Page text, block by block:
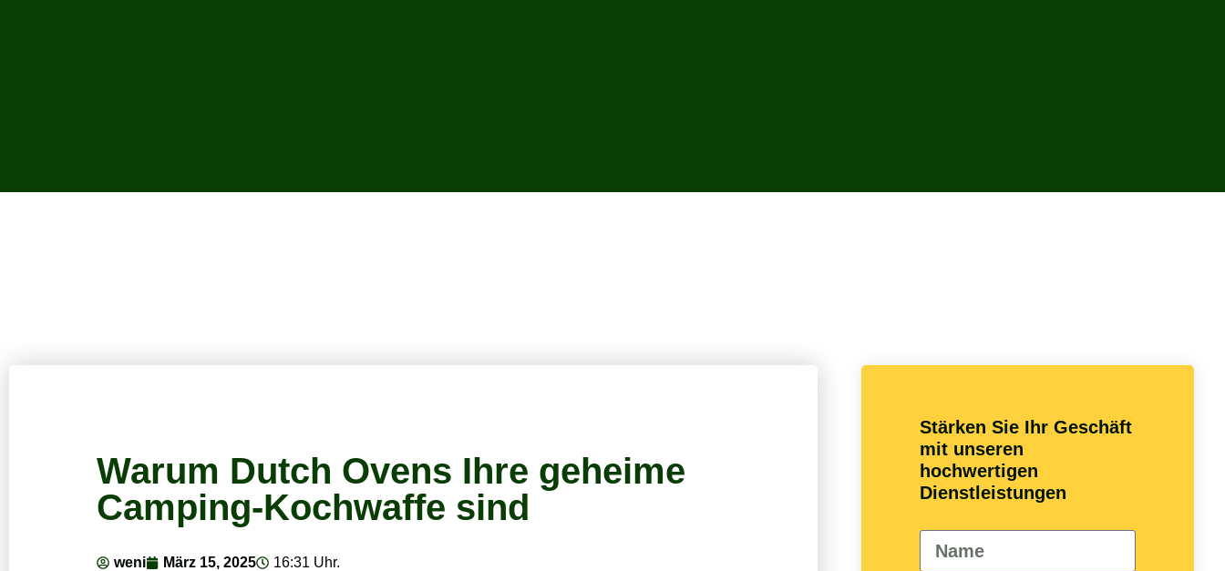
Warum Dutch Ovens Ihre geheime
Camping-Kochwaffe sind
weni März 15, 2025 16:31 Uhr.
Stärken Sie Ihr Geschäft
mit unseren
hochwertigen
Dienstleistungen